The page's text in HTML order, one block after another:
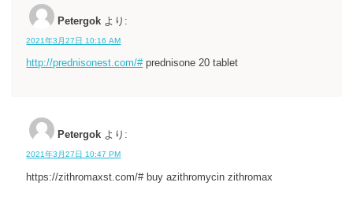
Petergok より:
2021年3月27日 10:16 AM
http://prednisonest.com/#prednisone 20 tablet
Petergok より:
2021年3月27日 10:47 PM
https://zithromaxst.com/# buy azithromycin zithromax